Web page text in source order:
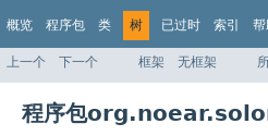
概览 程序包 类 树 已过时 索引 帮
上一个 下一个 框架 无框架
程序包